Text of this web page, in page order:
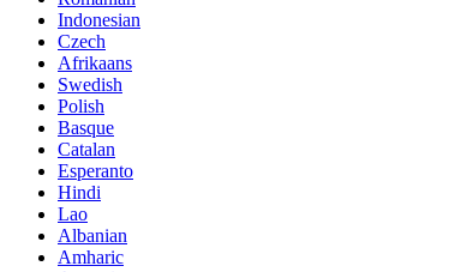
Indonesian
Czech
Afrikaans
Swedish
Polish
Basque
Catalan
Esperanto
Hindi
Lao
Albanian
Amharic